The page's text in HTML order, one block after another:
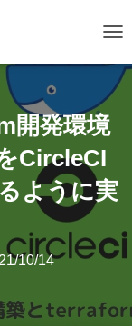
ビ
ゲ
ー
切
り
え
開発環境
CircleCI
ように実
10/14